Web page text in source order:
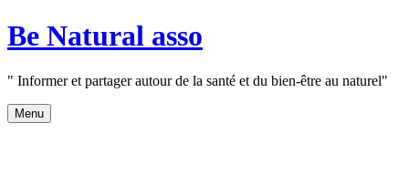
Aller
au
Be Natural asso
" Informer et partager autour de la santé et du bien-être au naturel"
Menu